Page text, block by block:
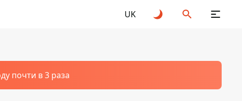
UK
почти в 3 раза